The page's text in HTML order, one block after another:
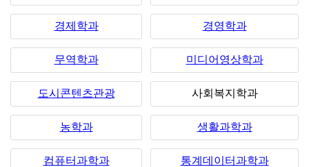
경제학과 경영학과
무역학과 미디어영상학과
도시콘텐츠관광 사회복지학과
농학과 생활과학과
컴퓨터과학과 통계데이터과학과